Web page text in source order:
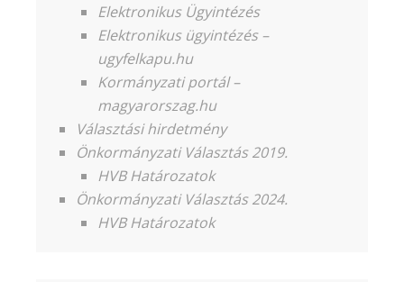
Elektronikus Ügyintézés
Elektronikus ügyintézés –
ugyfelkapu.hu
Kormányzati portál –
magyarorszag.hu
Választási hirdetmény
Önkormányzati Választás 2019.
HVB Határozatok
Önkormányzati Választás 2024.
HVB Határozatok